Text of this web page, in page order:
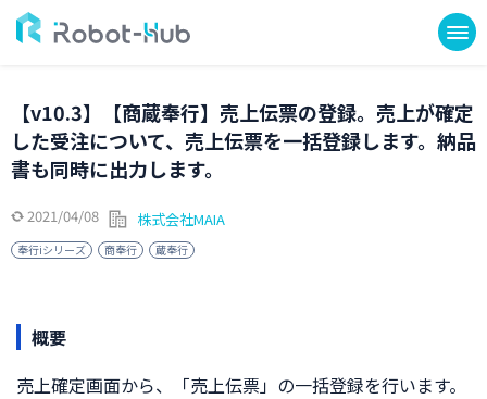
【v10.3】【商蔵奉行】売上伝票の登録。売上が確定
した受注について、売上伝票を一括登録します。納品
書も同時に出力します。
2021/04/08 株式会社MAIA
奉行iシリーズ 商奉行 蔵奉行
概要
売上確定画面から、「売上伝票」の一括登録を行います。